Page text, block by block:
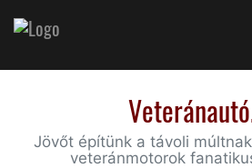
Jövőt építünk a távoli
veteránmotorok